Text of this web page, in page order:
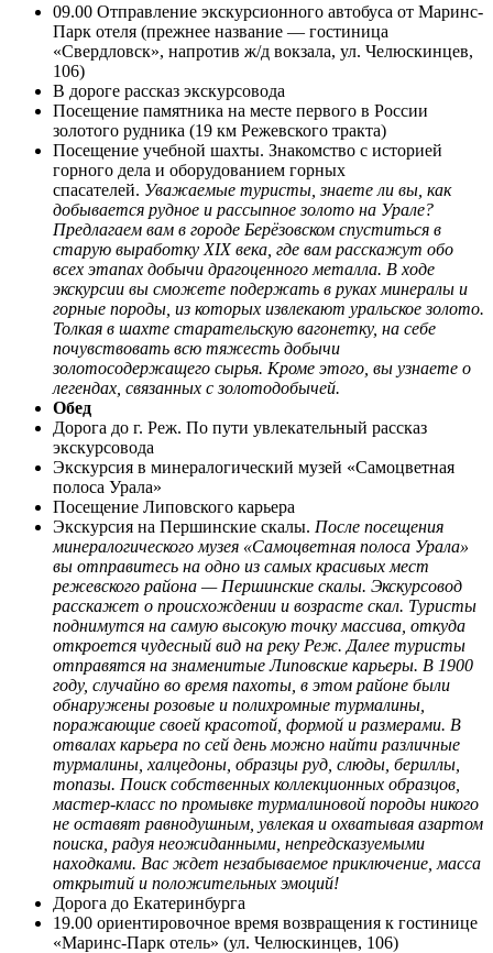
09.00 Отправление экскурсионного автобуса от Маринс-
Парк отеля (прежнее название — гостиница
«Свердловск», напротив ж/д вокзала, ул. Челюскинцев,
106)
В дороге рассказ экскурсовода
Посещение памятника на месте первого в России
золотого рудника (19 км Режевского тракта)
Посещение учебной шахты. Знакомство с историей
горного дела и оборудованием горных
спасателей. Уважаемые туристы, знаете ли вы, как
добывается рудное и рассыпное золото на Урале?
Предлагаем вам в городе Берёзовском спуститься в
старую выработку XIX века, где вам расскажут обо
всех этапах добычи драгоценного металла. В ходе
экскурсии вы сможете подержать в руках минералы и
горные породы, из которых извлекают уральское золото.
Толкая в шахте старательскую вагонетку, на себе
почувствовать всю тяжесть добычи
золотосодержащего сырья. Кроме этого, вы узнаете о
легендах, связанных с золотодобычей.
Обед
Дорога до г. Реж. По пути увлекательный рассказ
экскурсовода
Экскурсия в минералогический музей «Самоцветная
полоса Урала»
Посещение Липовского карьера
Экскурсия на Першинские скалы. После посещения
минералогического музея «Самоцветная полоса Урала»
вы отправитесь на одно из самых красивых мест
режевского района — Першинские скалы. Экскурсовод
расскажет о происхождении и возрасте скал. Туристы
поднимутся на самую высокую точку массива, откуда
откроется чудесный вид на реку Реж. Далее туристы
отправятся на знаменитые Липовские карьеры. В 1900
году, случайно во время пахоты, в этом районе были
обнаружены розовые и полихромные турмалины,
поражающие своей красотой, формой и размерами. В
отвалах карьера по сей день можно найти различные
турмалины, халцедоны, образцы руд, слюды, бериллы,
топазы. Поиск собственных коллекционных образцов,
мастер-класс по промывке турмалиновой породы никого
не оставят равнодушным, увлекая и охватывая азартом
поиска, радуя неожиданными, непредсказуемыми
находками. Вас ждет незабываемое приключение, масса
открытий и положительных эмоций!
Дорога до Екатеринбурга
19.00 ориентировочное время возвращения к гостинице
«Маринс-Парк отель» (ул. Челюскинцев, 106)